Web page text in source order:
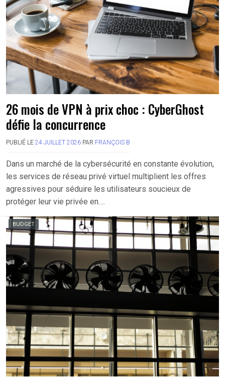
26 mois de VPN à prix choc : CyberGhost
défie la concurrence
PUBLIÉ LE 24 JUILLET 2026 PAR FRANÇOIS B
Dans un marché de la cybersécurité en constante évolution,
les services de réseau privé virtuel multiplient les offres
agressives pour séduire les utilisateurs soucieux de
protéger leur vie privée en….
BUDGET